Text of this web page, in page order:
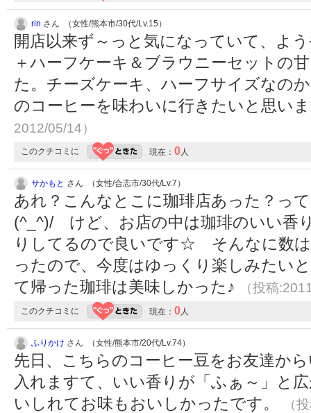
rin さん （女性/熊本市/30代/Lv.15）
開店以来ず～っと気になっていて、よ
＋ハーフケーキ＆ブラウニーセットの
た。チーズケーキ、ハーフサイズなの
のコーヒーを味わいに行きたいと思い
2012/05/14）
このクチコミに 現在： 0 人
サかもと さん （女性/合志市/30代/Lv.7）
あれ？こんなとこに珈琲店あった？っ
(^_^)/ けど、お店の中は珈琲のいい香
りしてるので良いです☆ そんなに数
ったので、今度はゆっくり楽しみた
て帰った珈琲は美味しかった♪
（投稿
このクチコミに 現在： 0 人
ふりかけ さん （女性/熊本市/20代/Lv.74）
先日、こちらのコーヒー豆をお友達か
入れますて、いい香りが「ふぁ～」と
いしれてお味もおいしかったです。
（